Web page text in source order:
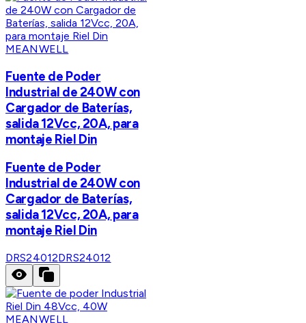
MEANWELL
Fuente de Poder
Industrial de 240W con
Cargador de Baterías,
salida 12Vcc, 20A, para
montaje Riel Din
Fuente de Poder
Industrial de 240W con
Cargador de Baterías,
salida 12Vcc, 20A, para
montaje Riel Din
DRS24012DRS24012
MEANWELL